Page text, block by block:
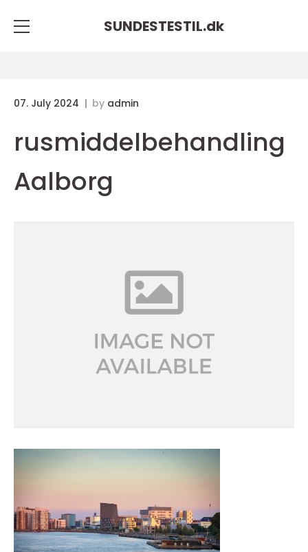
SUNDESTESTIL.dk
07. July 2024 by admin
rusmiddelbehandling
Aalborg